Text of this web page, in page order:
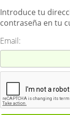
Introduce tu
contraseña en tu
Email: